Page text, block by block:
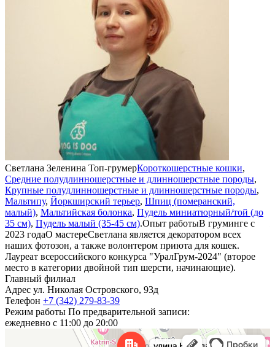
Светлана Зеленина Топ-грумерКороткошерстные кошки,
Средние полудлинношерстные и длинношерстные породы,
Крупные полудлинношерстные и длинношерстные породы,
Мальтипу, Йоркширский терьер, Шпиц (померанский,
малый), Мальтийская болонка, Пудель миниатюрный/той (до
35 см), Пудель малый (35-45 см).Опыт работыВ груминге с
2023 годаО мастереСветлана является декоратором всех
наших фотозон, а также волонтером приюта для кошек.
Лауреат всероссийского конкурса "УралГрум-2024" (второе
место в категории двойной тип шерсти, начинающие).
Главный филиал
Адрес ул. Николая Островского, 93д
Телефон +7 (342) 279-83-39
Режим работы По предварительной записи:
ежедневно с 11:00 до 20:00